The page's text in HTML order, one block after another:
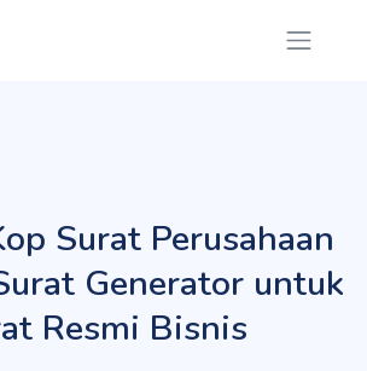
Surat Perusahaan
Generator untuk
Resmi Bisnis